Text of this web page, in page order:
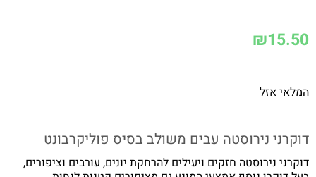
₪15.50
המלאי אזל
דוקרני נירוסטה עבים משולב בסיס פוליקרבונט
דוקרני נירוסטה חזקים ויעילים להרחקת יונים, עורבים וציפורים,